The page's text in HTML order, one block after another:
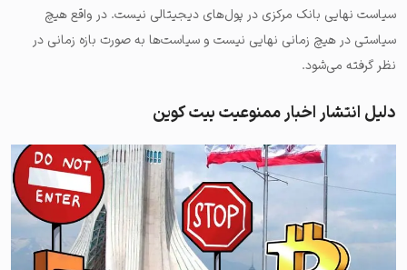
سیاست نهایی بانک مرکزی در پول‌های دیجیتالی نیست. در واقع هیچ
سیاستی در هیچ زمانی نهایی نیست و سیاست‌ها به صورت بازه زمانی در
نظر گرفته می‌شود.
دلیل انتشار اخبار ممنوعیت بیت کوین